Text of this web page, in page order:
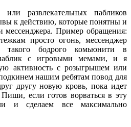
развлекательных пабликов
к действию, которые понятны и
мессенджера. Пример обращения:
просто огонь, мессенджер
бодрого комьюнити в
с игровыми мемами, и я
активность с розыгрышем или
нашим ребятам повод для
другу новую кровь, пока идет
если готов ворваться в эту
и сделаем все максимально